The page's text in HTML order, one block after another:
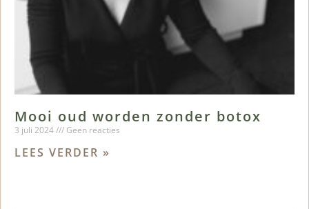
Mooi oud worden zonder botox
3 juli 2024 Geen reacties
LEES VERDER »